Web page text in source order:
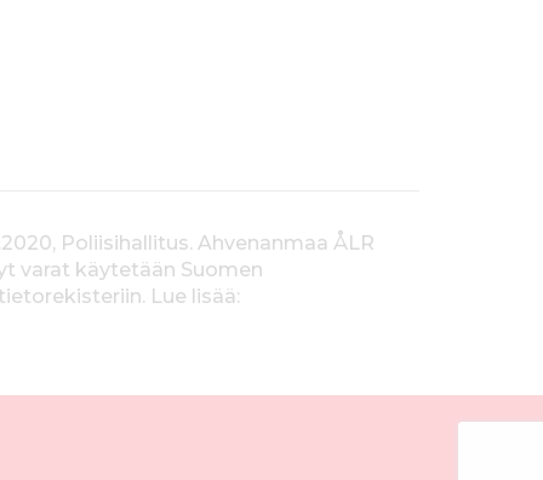
Poliisihallitus. Ahvenanmaa ÅLR
varat käytetään Suomen
Lue lisää: